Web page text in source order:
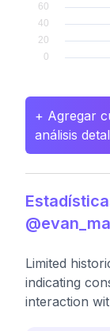
+ Agregar
análisis
Limited
indicating
interaction